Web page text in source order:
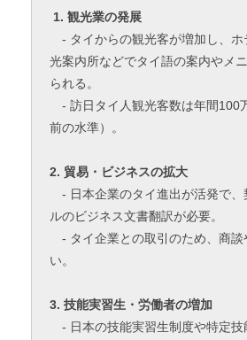
1. 観光業の発展
- タイからの観光客が増加し、ホ
光案内所などでタイ語の案内やメ
られる。
- 訪日タイ人観光客数は年間100
前の水準）。
2. 貿易・ビジネスの拡大
- 日本企業のタイ進出が活発で、
ルのビジネス文書翻訳が必要。
- タイ企業との取引のため、商談
い。
3. 技能実習生・労働者の増加
- 日本の技能実習生制度や特定技